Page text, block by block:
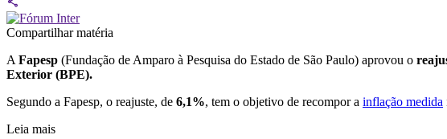
Compartilhar matéria
A Fapesp (Fundação de Amparo à Pesquisa do Estado de São Paulo) aprovou o
Exterior (BPE).
Segundo a Fapesp, o reajuste, de 6,1%, tem o objetivo de recompor a inflação medida
Leia mais